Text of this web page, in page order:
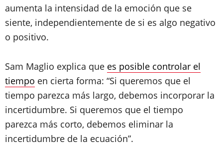
aumenta la intensidad de la emoción que se
siente, independientemente de si es algo negativo
o positivo.
Sam Maglio explica que es posible controlar el
tiempo en cierta forma: “Si queremos que el
tiempo parezca más largo, debemos incorporar la
incertidumbre. Si queremos que el tiempo
parezca más corto, debemos eliminar la
incertidumbre de la ecuación”.